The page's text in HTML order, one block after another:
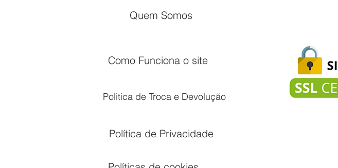
Quem Somos
Como Funciona o site
Politica de Troca e Devolução
Política de Privacidade